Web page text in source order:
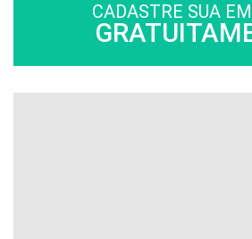
CADASTRE SUA